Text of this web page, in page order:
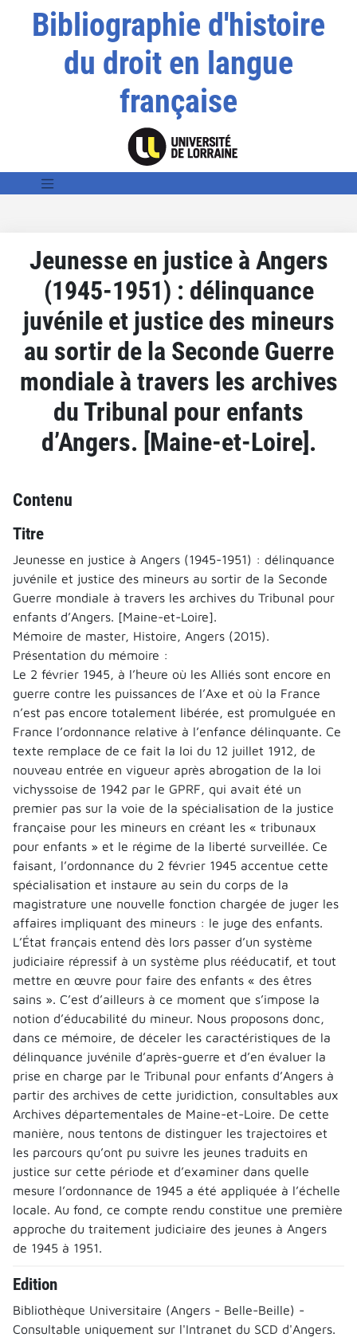
Bibliographie d'histoire
du droit en langue
française
Jeunesse en justice à Angers
(1945-1951) : délinquance
juvénile et justice des mineurs
au sortir de la Seconde Guerre
mondiale à travers les archives
du Tribunal pour enfants
d’Angers. [Maine-et-Loire].
Contenu
Titre
Jeunesse en justice à Angers (1945-1951) : délinquance
juvénile et justice des mineurs au sortir de la Seconde
Guerre mondiale à travers les archives du Tribunal pour
enfants d’Angers. [Maine-et-Loire].
Mémoire de master, Histoire, Angers (2015).
Présentation du mémoire :
Le 2 février 1945, à l’heure où les Alliés sont encore en
guerre contre les puissances de l’Axe et où la France
n’est pas encore totalement libérée, est promulguée en
France l’ordonnance relative à l’enfance délinquante. Ce
texte remplace de ce fait la loi du 12 juillet 1912, de
nouveau entrée en vigueur après abrogation de la loi
vichyssoise de 1942 par le GPRF, qui avait été un
premier pas sur la voie de la spécialisation de la justice
française pour les mineurs en créant les « tribunaux
pour enfants » et le régime de la liberté surveillée. Ce
faisant, l’ordonnance du 2 février 1945 accentue cette
spécialisation et instaure au sein du corps de la
magistrature une nouvelle fonction chargée de juger les
affaires impliquant des mineurs : le juge des enfants.
L’État français entend dès lors passer d’un système
judiciaire répressif à un système plus rééducatif, et tout
mettre en œuvre pour faire des enfants « des êtres
sains ». C’est d’ailleurs à ce moment que s’impose la
notion d’éducabilité du mineur. Nous proposons donc,
dans ce mémoire, de déceler les caractéristiques de la
délinquance juvénile d’après-guerre et d’en évaluer la
prise en charge par le Tribunal pour enfants d’Angers à
partir des archives de cette juridiction, consultables aux
Archives départementales de Maine-et-Loire. De cette
manière, nous tentons de distinguer les trajectoires et
les parcours qu’ont pu suivre les jeunes traduits en
justice sur cette période et d’examiner dans quelle
mesure l’ordonnance de 1945 a été appliquée à l’échelle
locale. Au fond, ce compte rendu constitue une première
approche du traitement judiciaire des jeunes à Angers
de 1945 à 1951.
Edition
Bibliothèque Universitaire (Angers - Belle-Beille) -
Consultable uniquement sur l'Intranet du SCD d'Angers.